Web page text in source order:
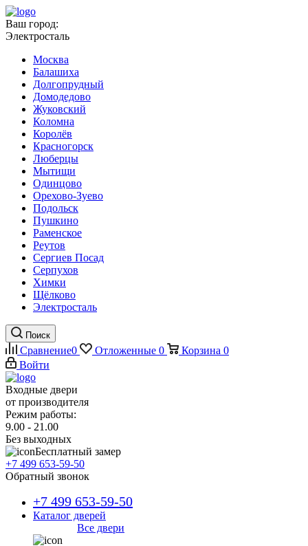
Ваш город:
Электросталь
Москва
Балашиха
Долгопрудный
Домодедово
Жуковский
Коломна
Королёв
Красногорск
Люберцы
Мытищи
Одинцово
Орехово-Зуево
Подольск
Пушкино
Раменское
Реутов
Сергиев Посад
Серпухов
Химки
Щёлково
Электросталь
Поиск
Сравнение0 Отложенные 0 Корзина 0
Войти
Входные двери
от производителя
Режим работы:
9.00 - 21.00
Без выходных
Бесплатный замер
+7 499 653-59-50
Обратный звонок
+7 499 653-59-50
Каталог дверей
Все двери